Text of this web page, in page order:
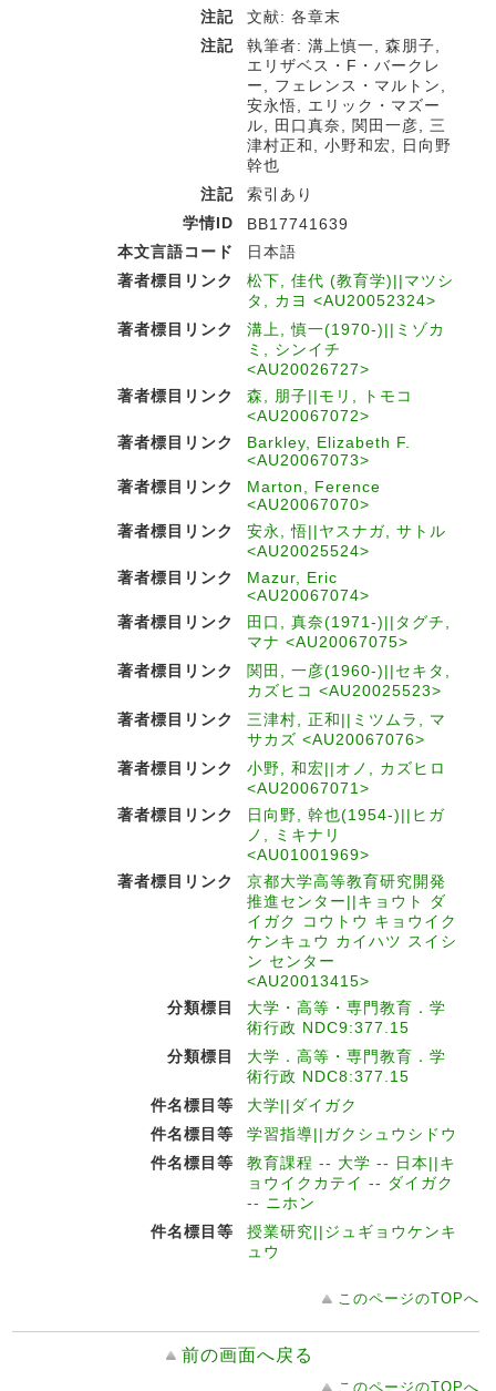
注記
文献: 各章末
注記
執筆者: 溝上慎一, 森朋子,
エリザベス・F・バークレ
ー, フェレンス・マルトン,
安永悟, エリック・マズー
ル, 田口真奈, 関田一彦, 三
津村正和, 小野和宏, 日向野
幹也
注記
索引あり
学情ID
BB17741639
本文言語コード
日本語
著者標目リンク
松下, 佳代 (教育学)||マツシ
タ, カヨ <AU20052324>
著者標目リンク
溝上, 慎一(1970-)||ミゾカ
ミ, シンイチ
<AU20026727>
著者標目リンク
森, 朋子||モリ, トモコ
<AU20067072>
著者標目リンク
Barkley, Elizabeth F.
<AU20067073>
著者標目リンク
Marton, Ference
<AU20067070>
著者標目リンク
安永, 悟||ヤスナガ, サトル
<AU20025524>
著者標目リンク
Mazur, Eric
<AU20067074>
著者標目リンク
田口, 真奈(1971-)||タグチ,
マナ <AU20067075>
著者標目リンク
関田, 一彦(1960-)||セキタ,
カズヒコ <AU20025523>
著者標目リンク
三津村, 正和||ミツムラ, マ
サカズ <AU20067076>
著者標目リンク
小野, 和宏||オノ, カズヒロ
<AU20067071>
著者標目リンク
日向野, 幹也(1954-)||ヒガ
ノ, ミキナリ
<AU01001969>
著者標目リンク
京都大学高等教育研究開発
推進センター||キョウト ダ
イガク コウトウ キョウイク
ケンキュウ カイハツ スイシ
ン センター
<AU20013415>
分類標目
大学・高等・専門教育．学
術行政 NDC9:377.15
分類標目
大学．高等・専門教育．学
術行政 NDC8:377.15
件名標目等
大学||ダイガク
件名標目等
学習指導||ガクシュウシドウ
件名標目等
教育課程 -- 大学 -- 日本||キ
ョウイクカテイ -- ダイガク
-- ニホン
件名標目等
授業研究||ジュギョウケンキ
ュウ
このページのTOPへ
前の画面へ戻る
このページのTOPへ